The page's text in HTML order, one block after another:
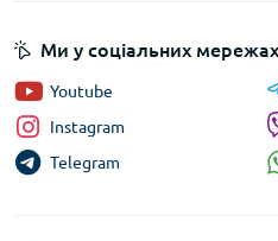
Ми у соціальних мережах
Youtube
Instagram
Telegram